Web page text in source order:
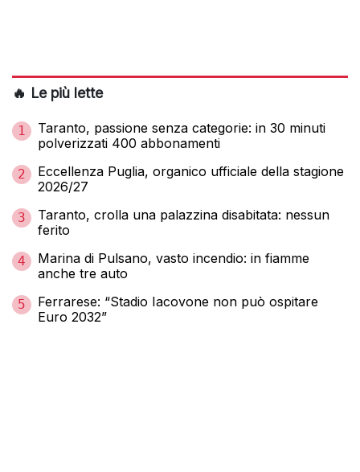
🔥 Le più lette
1
Taranto, passione senza categorie: in 30 minuti
polverizzati 400 abbonamenti
2
Eccellenza Puglia, organico ufficiale della stagione
2026/27
3
Taranto, crolla una palazzina disabitata: nessun
ferito
4
Marina di Pulsano, vasto incendio: in fiamme
anche tre auto
5
Ferrarese: “Stadio Iacovone non può ospitare
Euro 2032”